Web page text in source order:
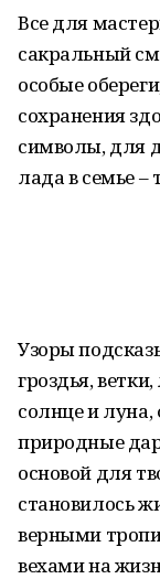
Все для
сакральный
особые
сохранения
символы, для
лада в семье –
Узоры
гроздья,
солнце и
природные
основой для
становилось
верными
вехами на